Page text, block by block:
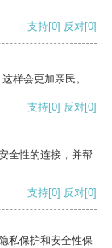
支持[0] 反对[0]
样会更加亲民。
支持[0] 反对[0]
全性的连接，并帮
支持[0] 反对[0]
私保护和安全性保